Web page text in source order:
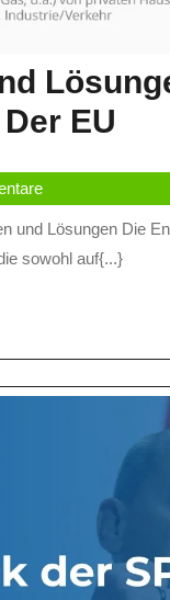
EU
Für
Die
In
Der
EU
sowohl auf{...}